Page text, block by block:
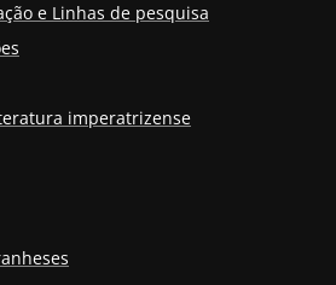
e Linhas de pesquisa
imperatrizense